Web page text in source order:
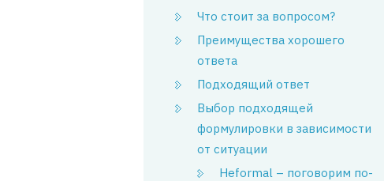
Что стоит за вопросом?
Преимущества хорошего
ответа
Подходящий ответ
Выбор подходящей
формулировки в зависимости
от ситуации
Неformal – поговорим по-